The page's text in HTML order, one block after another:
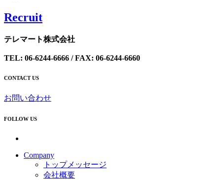
Recruit
テレマート株式会社
TEL: 06-6244-6666 / FAX: 06-6244-6660
CONTACT US
お問い合わせ
FOLLOW US
Company
トップメッセージ
会社概要